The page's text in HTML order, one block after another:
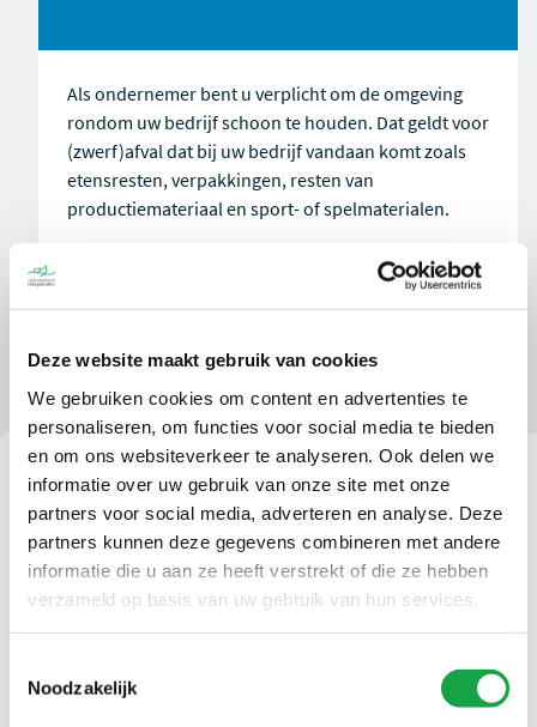
Deze website maakt gebruik van cookies
We gebruiken cookies om content en advertenties te
personaliseren, om functies voor social media te bieden
en om ons websiteverkeer te analyseren. Ook delen we
informatie over uw gebruik van onze site met onze
partners voor social media, adverteren en analyse. Deze
partners kunnen deze gegevens combineren met andere
informatie die u aan ze heeft verstrekt of die ze hebben
verzameld op basis van uw gebruik van hun services.
Noodzakelijk
Als ondernemer bent u verplicht om de omgeving
rondom uw bedrijf schoon te houden. Dat geldt voor
(zwerf)afval dat bij uw bedrijf vandaan komt zoals
etensresten, verpakkingen, resten van
productiemateriaal en sport- of spelmaterialen.
Contact
Ma t/m vr 09.00 tot 17:00 uur
(070) 21 899 00
Stuur ons een bericht